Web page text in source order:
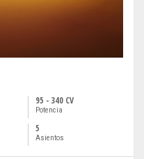
95 - 340 CV
Potencia
5
Asientos